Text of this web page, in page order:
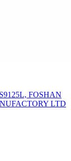
FOSHAN
LTD